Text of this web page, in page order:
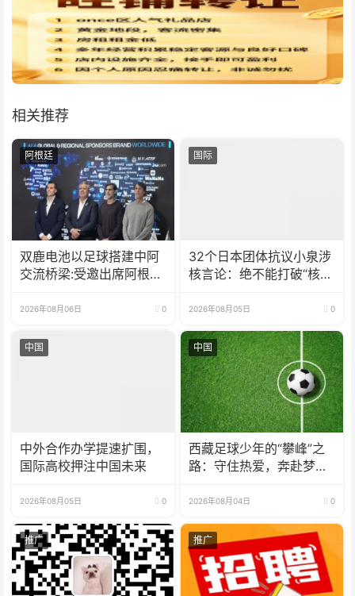
相关推荐
阿根廷
双鹿电池以足球搭建中阿
交流桥梁:受邀出席阿根廷
2026年08月06日 0
国际
32个日本团体抗议小泉涉
核言论：绝不能打破“核武
2026年08月05日 0
中国
中外合作办学提速扩围，
国际高校押注中国未来
2026年08月05日 0
中国
西藏足球少年的“攀峰”之
路：守住热爱，奔赴梦想
2026年08月04日 0
推广 推广